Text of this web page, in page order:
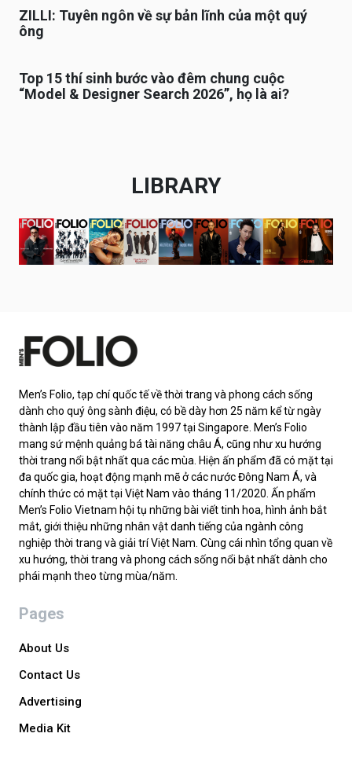
ZILLI: Tuyên ngôn về sự bản lĩnh của một quý
ông
Top 15 thí sinh bước vào đêm chung cuộc
“Model & Designer Search 2026”, họ là ai?
LIBRARY
Men’s Folio, tạp chí quốc tế về thời trang và phong cách sống
dành cho quý ông sành điệu, có bề dày hơn 25 năm kể từ ngày
thành lập đầu tiên vào năm 1997 tại Singapore. Men’s Folio
mang sứ mệnh quảng bá tài năng châu Á, cũng như xu hướng
thời trang nổi bật nhất qua các mùa. Hiện ấn phẩm đã có mặt tại
đa quốc gia, hoạt động mạnh mẽ ở các nước Đông Nam Á, và
chính thức có mặt tại Việt Nam vào tháng 11/2020. Ấn phẩm
Men’s Folio Vietnam hội tụ những bài viết tinh hoa, hình ảnh bắt
mắt, giới thiệu những nhân vật danh tiếng của ngành công
nghiệp thời trang và giải trí Việt Nam. Cùng cái nhìn tổng quan về
xu hướng, thời trang và phong cách sống nổi bật nhất dành cho
phái mạnh theo từng mùa/năm.
Pages
About Us
Contact Us
Advertising
Media Kit